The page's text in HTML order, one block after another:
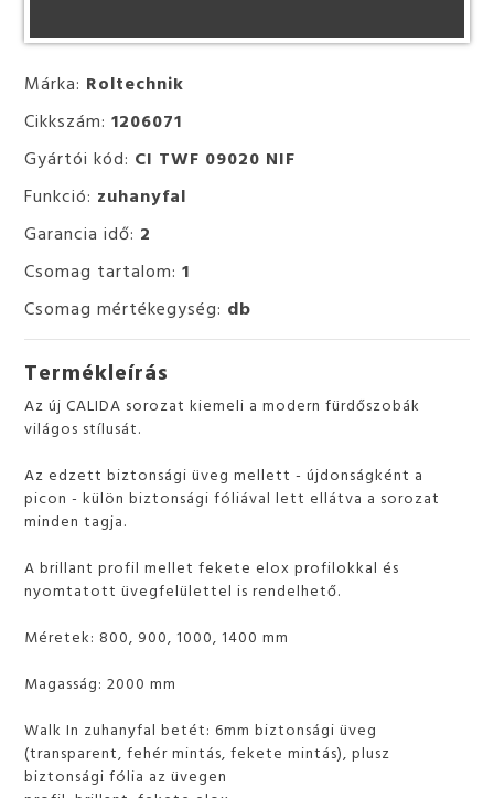
Márka: Roltechnik
Cikkszám:1206071
Gyártói kód: CI TWF 09020 NIF
Funkció: zuhanyfal
Garancia idő: 2
Csomag tartalom:1
Csomag mértékegység: db
Termékleírás
Az új CALIDA sorozat kiemeli a modern fürdőszobák
világos stílusát.
Az edzett biztonsági üveg mellett - újdonságként a
picon - külön biztonsági fóliával lett ellátva a sorozat
minden tagja.
A brillant profil mellet fekete elox profilokkal és
nyomtatott üvegfelülettel is rendelhető.
Méretek: 800, 900, 1000, 1400 mm
Magasság: 2000 mm
Walk In zuhanyfal betét: 6mm biztonsági üveg
(transparent, fehér mintás, fekete mintás), plusz
biztonsági fólia az üvegen